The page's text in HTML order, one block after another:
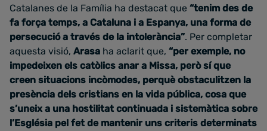
Catalanes de la Família ha destacat que “tenim des de
fa força temps, a Cataluna i a Espanya, una forma de
persecució a través de la intolerància”. Per completar
aquesta visió, Arasa ha aclarit que, “per exemple, no
impedeixen els catòlics anar a Missa, però sí que
creen situacions incòmodes, perquè obstaculitzen la
presència dels cristians en la vida pública, cosa que
s’uneix a una hostilitat continuada i sistemàtica sobre
l’Església pel fet de mantenir uns criteris determinats